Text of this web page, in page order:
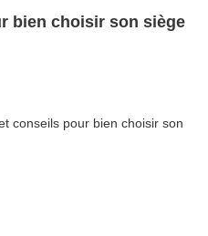
bien choisir son siège